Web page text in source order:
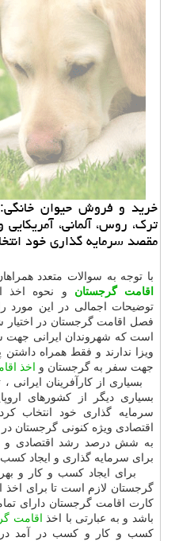
خرید و فروش حیوان خانگی:
ترك، روس، آلمانی،
مقصد سرمایه گذاری خود
با توجه به سوالات متعدد
اقامت گرجستان و نحوه اخذ
توضیحات اجمالی در این مورد
فصل اقامت گرجستان در اختیار
است که شهروندان ایرانی جهت
ویزا ندارند و فقط همراه
جهت سفر به گرجستان و اخذ
بسیاری از کارآفرینان ایرانی
بسیاری دیگر از کشورهای
سرمایه گذاری خود انتخاب
اقتصادی ویژه کنونی گرجستان
به شش درصد رشد اقتصادی و
برای سرمایه گذاری و ایجاد
برای ایجاد کسب و کار و
گرجستان لازم است تا برای اخذ
کارت اقامت گرجستان دارای
باشد و به عبارتی با اخذ اقامت
کسب و کار و کسب در آمد در